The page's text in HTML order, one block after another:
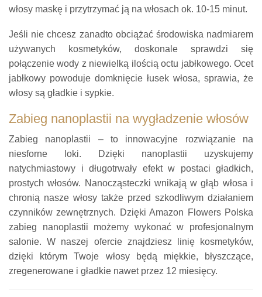
włosy maskę i przytrzymać ją na włosach ok. 10-15 minut.
Jeśli nie chcesz zanadto obciążać środowiska nadmiarem
używanych kosmetyków, doskonale sprawdzi się
połączenie wody z niewielką ilością octu jabłkowego. Ocet
jabłkowy powoduje domknięcie łusek włosa, sprawia, że
włosy są gładkie i sypkie.
Zabieg nanoplastii na wygładzenie włosów
Zabieg nanoplastii – to innowacyjne rozwiązanie na
niesforne loki. Dzięki nanoplastii uzyskujemy
natychmiastowy i długotrwały efekt w postaci gładkich,
prostych włosów. Nanocząsteczki wnikają w głąb włosa i
chronią nasze włosy także przed szkodliwym działaniem
czynników zewnętrznych. Dzięki Amazon Flowers Polska
zabieg nanoplastii możemy wykonać w profesjonalnym
salonie. W naszej ofercie znajdziesz linię kosmetyków,
dzięki którym Twoje włosy będą miękkie, błyszczące,
zregenerowane i gładkie nawet przez 12 miesięcy.